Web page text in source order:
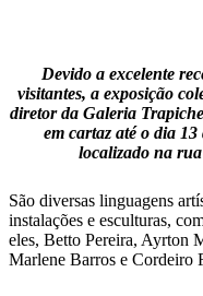
Devido a excelente
visitantes, a exposição
diretor da Galeria
em cartaz até o dia
localizado na
São diversas linguagens
instalações e esculturas,
eles, Betto Pereira, Ayrton
Marlene Barros e Cordeiro